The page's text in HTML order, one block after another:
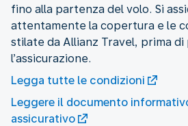
fino alla partenza del volo. Si
attentamente la copertura e le
stilate da Allianz Travel, prima
l’assicurazione.
Legga tutte le condizioni
Leggere il documento
assicurativo